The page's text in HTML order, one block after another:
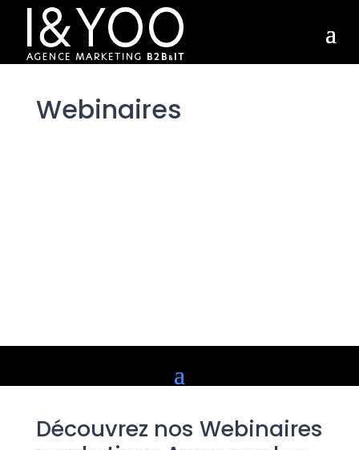
Webinaires
Découvrez nos Webinaires